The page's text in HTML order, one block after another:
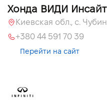
Хонда ВИДИ Инсайт
+380 44 591 70 39
Перейти на сайт